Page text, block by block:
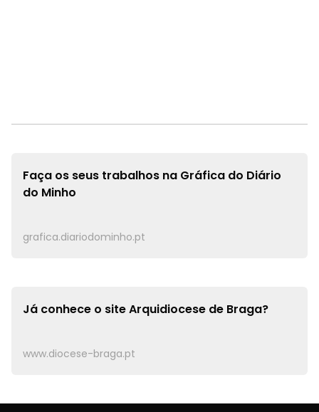
Faça os seus trabalhos na Gráfica do Diário
do Minho
grafica.diariodominho.pt
Já conhece o siteArquidiocese de Braga?
www.diocese-braga.pt